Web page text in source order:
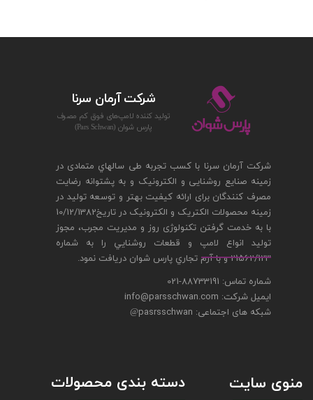
شرکت آرمان سرنا با کسب تجربه طی سالهاي متمادی در
زمینه صنایع روشنایی و الکترونیک و به پشتوانه رضایت
مصرف کنندگان برای ارائه کیفیت بهتر و توسعه تولید در
زمینه محصولات الکتریک و الکترونیک در تاريخ10/12/1382
با به خدمت گرفتن تکنولوژی روز و مدیریت مجرب، مجوز
توليد انواع لامپ و قطعات روشنايي را به شماره
21562/123 و با آرم تجاري پارس شوان دريافت نمود.
شماره تماس: 88733191-021
ایمیل شرکت: info@parsschwan.com
شبکه های اجتماعی: pasrsschwan
@
شركت آرمان سرنا
توليد كننده لامپ‌های فوق كم مصرف
پارس‌ شوان (Pars Schwan)
منوی سایت دسته بندی محصولات